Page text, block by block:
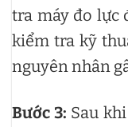
tra máy đo lực
kiểm tra kỹ
nguyên nhân
Bước 3: Sau